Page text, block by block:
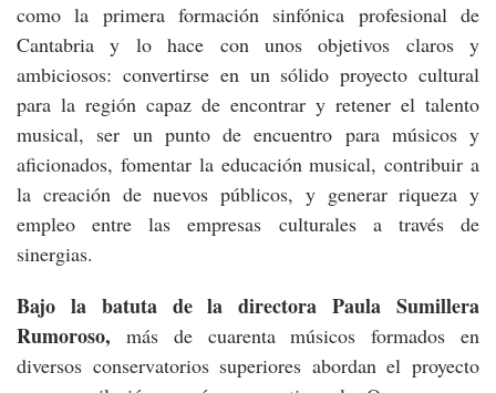
como la primera formación sinfónica profesional de
Cantabria y lo hace con unos objetivos claros y
ambiciosos: convertirse en un sólido proyecto cultural
para la región capaz de encontrar y retener el talento
musical, ser un punto de encuentro para músicos y
aficionados, fomentar la educación musical, contribuir a
la creación de nuevos públicos, y generar riqueza y
empleo entre las empresas culturales a través de
sinergias.
Bajo la batuta de la directora Paula Sumillera
Rumoroso, más de cuarenta músicos formados en
diversos conservatorios superiores abordan el proyecto